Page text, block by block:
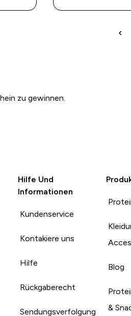
zu gewinnen.
Hilfe Und
Informationen
Kundenservice
Kontakiere uns
Hilfe
Rückgaberecht
Sendungsverfolgung
Blog
&